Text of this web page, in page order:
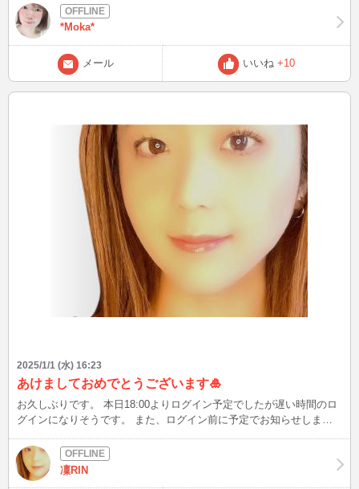
す。 元旦は、天気予報で晴天ということを知り、早朝から海へGo！
ウォーキングしながら初日の出を観に行きま したo(^-^)o 同じく初日
の出を観に行った人はいるかなぁ？ 早朝は寒かったけど、自然の美
しさに 感動(〃ω〃)して、素敵な一年の幕開けに なりました。 皆さ
まにとって、素晴らしい年となりますように。。。⭐︎ 今年も、どうぞ
よろしくお願いします❤️✨
*Moka*
メール いいね +10
2025/1/1 (水) 16:23
あけましておめでとうございます🎍
お久しぶりです。 本日18:00よりログイン予定でしたが遅い時間のロ
グインになりそうです。 また、ログイン前に予定でお知らせします
凜RIN